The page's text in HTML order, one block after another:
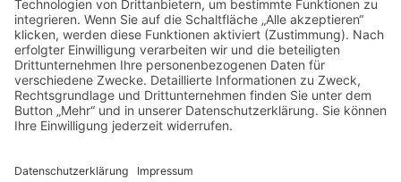
Rechtliches
Copyright © 2026 | Wüllenweber